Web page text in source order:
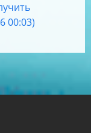
00:03)